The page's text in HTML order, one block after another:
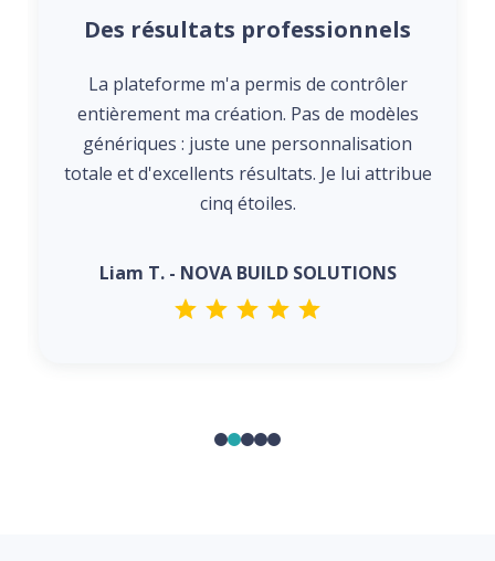
Des résultats professionnels
La plateforme m'a permis de contrôler
entièrement ma création. Pas de modèles
génériques : juste une personnalisation
totale et d'excellents résultats. Je lui attribue
cinq étoiles.
Liam T. - NOVA BUILD SOLUTIONS